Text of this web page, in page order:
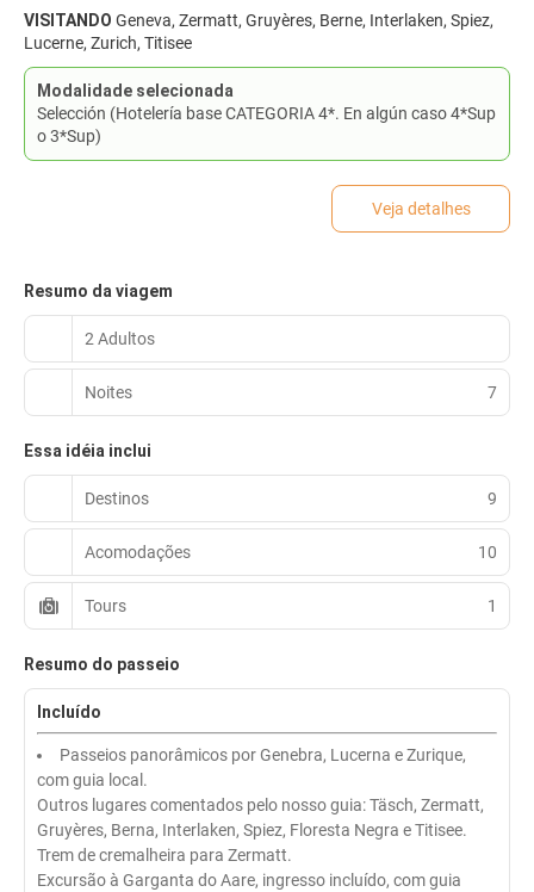
VISITANDO Geneva, Zermatt, Gruyères, Berne, Interlaken, Spiez,
Lucerne, Zurich, Titisee
Modalidade selecionada
Selección (Hotelería base CATEGORIA 4*. En algún caso 4*Sup
o 3*Sup)
Veja detalhes
Resumo da viagem
2 Adultos
Noites 7
Essa idéia inclui
Destinos 9
Acomodações 10
Tours 1
Resumo do passeio
Incluído
Passeios panorâmicos por Genebra, Lucerna e Zurique,
com guia local.
Outros lugares comentados pelo nosso guia: Täsch, Zermatt,
Gruyères, Berna, Interlaken, Spiez, Floresta Negra e Titisee.
Trem de cremalheira para Zermatt.
Excursão à Garganta do Aare, ingresso incluído, com guia